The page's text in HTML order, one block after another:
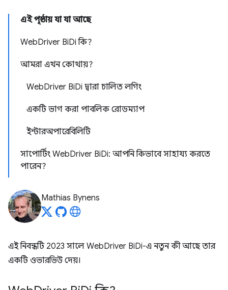
এই পৃষ্ঠায় যা যা আছে
WebDriver BiDi কি?
আমরা এখন কোথায়?
WebDriver BiDi দ্বারা চালিত লগিং
একটি ভাগ করা পাবলিক রোডম্যাপ
ইন্টারঅপারেবিলিটি
সাপোর্টিং WebDriver BiDi: আপনি কিভাবে সাহায্য করতে
পারেন?
Mathias Bynens
এই নিবন্ধটি 2023 সালে WebDriver BiDi-এ নতুন কী আছে তার
একটি ওভারভিউ দেয়।